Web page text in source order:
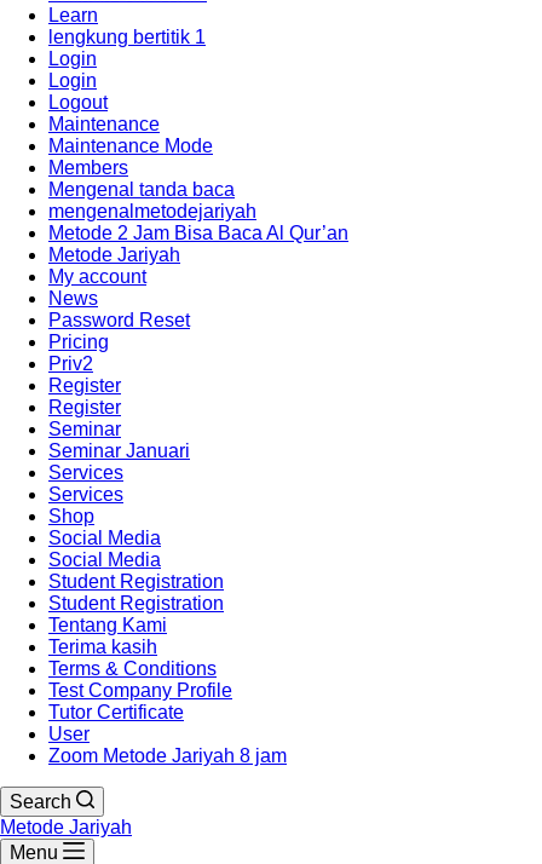
Learn
lengkung bertitik 1
Login
Login
Logout
Maintenance
Maintenance Mode
Members
Mengenal tanda baca
mengenalmetodejariyah
Metode 2 Jam Bisa Baca Al Qur’an
Metode Jariyah
My account
News
Password Reset
Pricing
Priv2
Register
Register
Seminar
Seminar Januari
Services
Services
Shop
Social Media
Social Media
Student Registration
Student Registration
Tentang Kami
Terima kasih
Terms & Conditions
Test Company Profile
Tutor Certificate
User
Zoom Metode Jariyah 8 jam
Search
Metode Jariyah
Menu